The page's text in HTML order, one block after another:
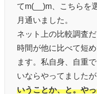
てm(__)m、こちらを
月通いました。
ネット上の比較調査
時間が他に比べて短
ます。私自身、自重
いならやってましたが
いうことか、と。や